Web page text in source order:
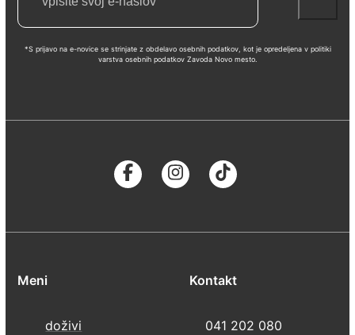
*S prijavo na e-novice se strinjate z obdelavo osebnih podatkov, kot je opredeljena v politiki
varstva osebnih podatkov Zavoda Novo mesto.
Meni
doživi
Kontakt
041 202 080